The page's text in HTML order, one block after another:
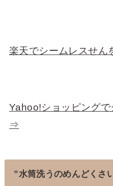
楽天でシームレスせ
Yahoo!ショッピング
⇒
”水筒洗うのめんどくさ